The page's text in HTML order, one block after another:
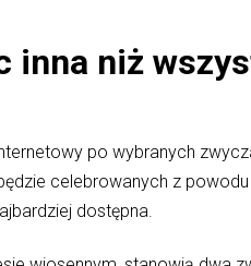
inna niż
po wybranych
celebrowanych z
dostępna.